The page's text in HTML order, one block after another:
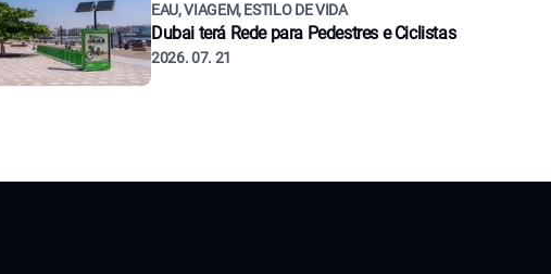
EAU, VIAGEM, ESTILO DE VIDA
Dubai terá Rede para Pedestres e Ciclistas
2026. 07. 21